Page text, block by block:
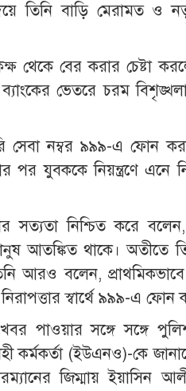
তিনি বাড়ি মেরামত ও
থেকে বের করার চেষ্টা
ভেতরে চরম
সেবা নম্বর ৯৯৯-এ ফোন
পর যুবককে নিয়ন্ত্রণে এনে
সত্যতা নিশ্চিত করে
আতঙ্কিত থাকে। অতীতে
বলেন, প্রাথমিকভাবে
স্বার্থে ৯৯৯-এ ফোন
পাওয়ার সঙ্গে সঙ্গে
কর্মকর্তা (ইউএনও)-কে
জিম্মায় ইয়াসিন